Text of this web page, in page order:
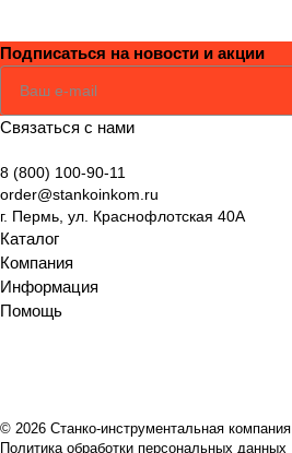
Подписаться на новости и акции
Связаться с нами
8 (800) 100-90-11
order@stankoinkom.ru
г. Пермь, ул. Краснофлотская 40А
Каталог
Компания
Информация
Помощь
© 2026 Станко-инструментальная компания
Политика обработки персональных данных